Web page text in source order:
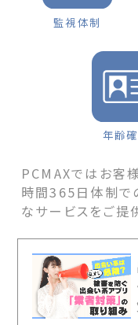
監視体制
年齢
PCMAXではお客
時間365日体制で
なサービスをご提